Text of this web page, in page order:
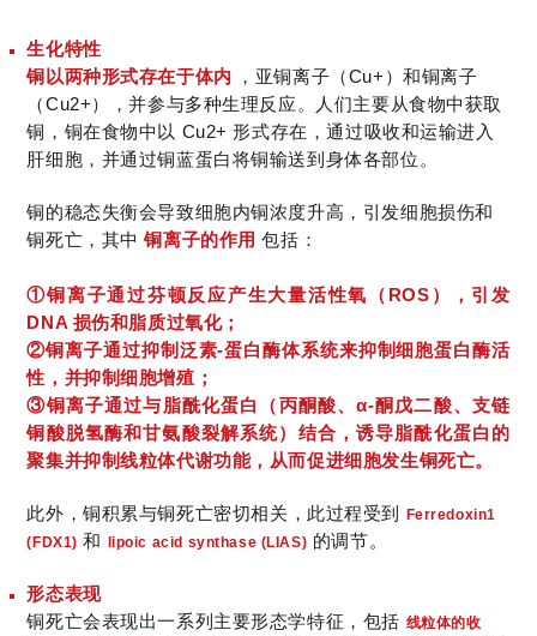
生化特性
铜以两种形式存在于体内 ，亚铜离子（Cu+）和铜离子
（Cu2+），并参与多种生理反应。人们主要从食物中获取
铜，铜在食物中以 Cu2+ 形式存在，通过吸收和运输进入
肝细胞，并通过铜蓝蛋白将铜输送到身体各部位。
铜的稳态失衡会导致细胞内铜浓度升高，引发细胞损伤和
铜死亡，其中铜离子的作用 包括：
①铜离子通过芬顿反应产生大量活性氧（ROS），引发
DNA 损伤和脂质过氧化；
②铜离子通过抑制泛素-蛋白酶体系统来抑制细胞蛋白酶活
性，并抑制细胞增殖；
③铜离子通过与脂酰化蛋白（丙酮酸、α-酮戊二酸、支链
铜酸脱氢酶和甘氨酸裂解系统）结合，诱导脂酰化蛋白的
聚集并抑制线粒体代谢功能，从而促进细胞发生铜死亡。
此外，铜积累与铜死亡密切相关 ，此过程受到
Ferredoxin1
(FDX1) 和 lipoic acid synthase (LIAS) 的调节。
形态表现
铜死亡会表现出一系列主要形态学特征，包括 线粒体的收